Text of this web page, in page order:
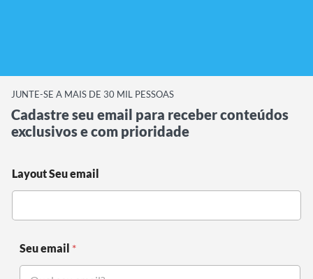
JUNTE-SE A MAIS DE 30 MIL PESSOAS
Cadastre seu email para receber conteúdos
exclusivos e com prioridade
Layout Seu email
Seu email *